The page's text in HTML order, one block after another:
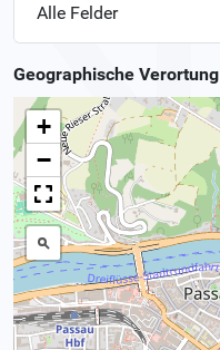
Alle Felder
Geographische Verortung
+
−